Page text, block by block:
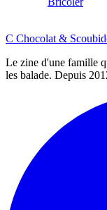
C Chocolat &
Le zine d'une famille
les balade. Depuis